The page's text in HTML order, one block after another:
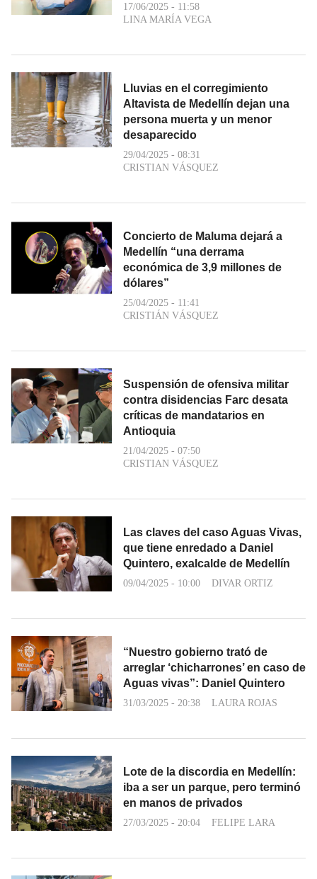
17/06/2025 - 11:58
LINA MARÍA VEGA
Lluvias en el corregimiento
Altavista de Medellín dejan una
persona muerta y un menor
desaparecido
29/04/2025 - 08:31
CRISTIAN VÁSQUEZ
Concierto de Maluma dejará a
Medellín “una derrama
económica de 3,9 millones de
dólares”
25/04/2025 - 11:41
CRISTIÁN VÁSQUEZ
Suspensión de ofensiva militar
contra disidencias Farc desata
críticas de mandatarios en
Antioquia
21/04/2025 - 07:50
CRISTIAN VÁSQUEZ
Las claves del caso Aguas Vivas,
que tiene enredado a Daniel
Quintero, exalcalde de Medellín
09/04/2025 - 10:00 DIVAR ORTIZ
“Nuestro gobierno trató de
arreglar ‘chicharrones’ en caso de
Aguas vivas”: Daniel Quintero
31/03/2025 - 20:38 LAURA ROJAS
Lote de la discordia en Medellín:
iba a ser un parque, pero terminó
en manos de privados
27/03/2025 - 20:04 FELIPE LARA